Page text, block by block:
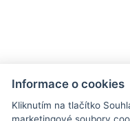
Co je RSS o rssMonitor.cz
Informace o cookies
Kliknutím na tlačítko